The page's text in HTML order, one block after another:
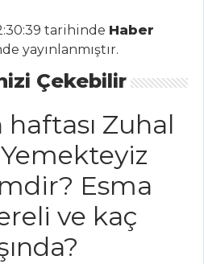
tarihinde Haber
yayınlanmıştır.
Çekebilir
haftası Zuhal
Esma
ve kaç